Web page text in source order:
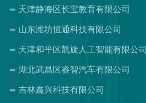
天津静海区长宝教育有限公司
山东潍坊恒通科技有限公司
天津和平区凯旋人工智能有限公司
湖北武昌区睿智汽车有限公司
吉林鑫兴科技有限公司